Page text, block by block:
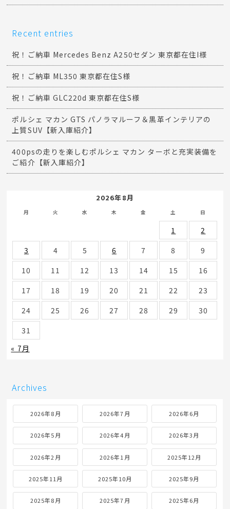
Recent entries
祝！ご納車 Mercedes Benz A250セダン 東京都在住I様
祝！ご納車 ML350 東京都在住S様
祝！ご納車 GLC220d 東京都在住S様
ポルシェ マカン GTS パノラマルーフ＆黒革インテリアの
上質SUV【新入庫紹介】
400psの走りを楽しむポルシェ マカン ターボと充実装備を
ご紹介【新入庫紹介】
2026年8月
月 火 水 木 金 土 日
1
2
3
4 5 6 7 8
9
10
11 12 13 14 15
16
17
18 19 20 21 22
23
24
25 26 27 28 29
30
31
« 7月
Archives
2026年8月 2026年7月 2026年6月
2026年5月 2026年4月 2026年3月
2026年2月 2026年1月 2025年12月
2025年11月 2025年10月 2025年9月
2025年8月 2025年7月 2025年6月